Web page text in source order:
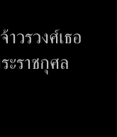
วรวงศ์เธอ
ราชกุศล